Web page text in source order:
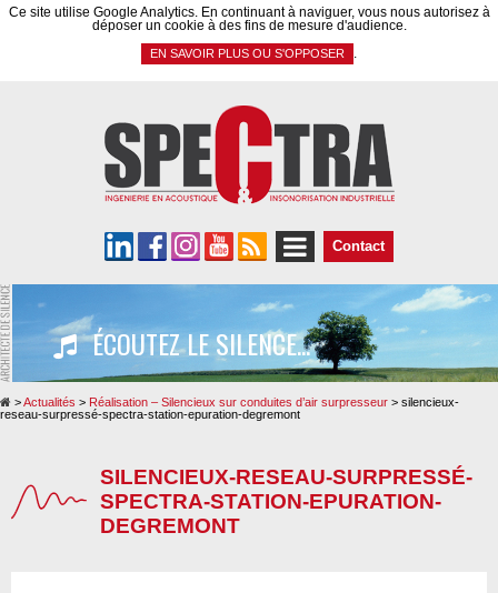
Ce site utilise Google Analytics. En continuant à naviguer, vous nous autorisez à
déposer un cookie à des fins de mesure d'audience.
EN SAVOIR PLUS OU S'OPPOSER .
Contact
ÉCOUTEZ LE SILENCE...
>Actualités > Réalisation – Silencieux sur conduites d’air surpresseur > silencieux-
reseau-surpressé-spectra-station-epuration-degremont
SILENCIEUX-RESEAU-SURPRESSÉ-
SPECTRA-STATION-EPURATION-
DEGREMONT
Panneau de gestion des cookies